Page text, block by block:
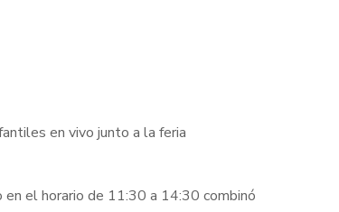
en vivo junto a la feria
en el horario de 11:30 a 14:30 combinó